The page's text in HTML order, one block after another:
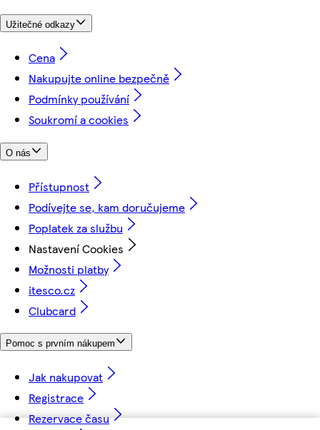
Užitečné odkazy
Cena
Nakupujte online bezpečně
Podmínky používání
Soukromí a cookies
O nás
Přístupnost
Podívejte se, kam doručujeme
Poplatek za službu
Nastavení Cookies
Možnosti platby
itesco.cz
Clubcard
Pomoc s prvním nákupem
Jak nakupovat
Registrace
Rezervace času